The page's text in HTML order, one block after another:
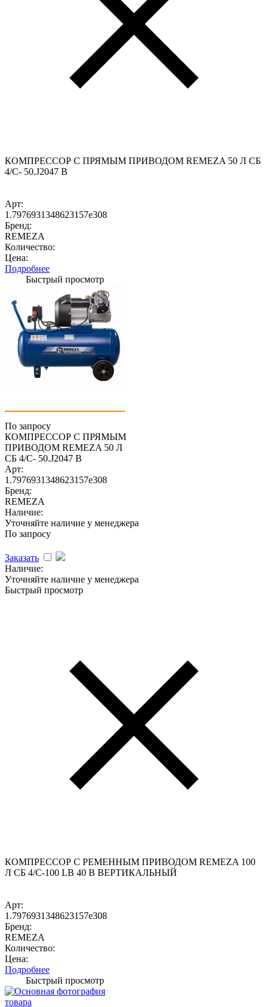
КОМПРЕССОР С ПРЯМЫМ ПРИВОДОМ REMEZA 50 Л СБ
4/С- 50.J2047 B
Арт:
1.7976931348623157e308
Бренд:
REMEZA
Количество:
Цена:
Подробнее
Быстрый просмотр
По запросу
КОМПРЕССОР С ПРЯМЫМ
ПРИВОДОМ REMEZA 50 Л
СБ 4/С- 50.J2047 B
Арт:
1.7976931348623157e308
Бренд:
REMEZA
Наличие:
Уточняйте наличие у менеджера
По запросу
Заказать
Наличие:
Уточняйте наличие у менеджера
Быстрый просмотр
КОМПРЕССОР С РЕМЕННЫМ ПРИВОДОМ REMEZA 100
Л СБ 4/С-100 LB 40 В ВЕРТИКАЛЬНЫЙ
Арт:
1.7976931348623157e308
Бренд:
REMEZA
Количество:
Цена:
Подробнее
Быстрый просмотр